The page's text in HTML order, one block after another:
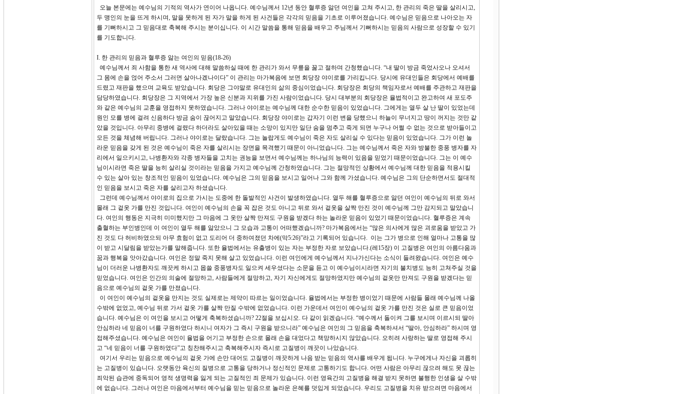
오늘 본문에는 예수님의 기적의 역사가 연이어 나옵니다. 예수님께서 12년 동안 혈루증 앓던 여인을 고쳐 주시고, 한 관리의 죽은 딸을 살리시고,
두 맹인의 눈을 뜨게 하시며, 말을 못하게 된 자가 말을 하게 된 사건들은 각각의 믿음을 기초로 이루어졌습니다. 예수님은 믿음으로 나아오는 자
를 기뻐하시고 그 믿음대로 축복해 주시는 분이십니다. 이 시간 말씀을 통해 믿음을 배우고 주님께서 기뻐하시는 믿음의 사람으로 성장할 수 있기
를 기도합니다.
I. 한 관리의 믿음과 혈루증 앓는 여인의 믿음(18-26)
예수님께서 죄 사함을 통한 새 역사에 대해 말씀하실 때에 한 관리가 와서 무릎을 꿇고 절하며 간청했습니다. “내 딸이 방금 죽었사오나 오셔서
그 몸에 손을 얹어 주소서 그러면 살아나겠나이다” 이 관리는 마가복음에 보면 회당장 야이로를 가리킵니다. 당시에 유대인들은 회당에서 예배를
드렸고 재판을 했으며 교육도 받았습니다. 회당은 그야말로 유대인의 삶의 중심이었습니다. 회당장은 회당의 책임자로서 예배를 주관하고 재판을
담당하였습니다. 회당장은 그 지역에서 가장 높은 신분과 지위를 가진 사람이었습니다. 당시 대부분의 회당장은 율법적이고 완고하여 새 포도주
와 같은 예수님의 교훈을 영접하지 못하였습니다. 그러나 야이로는 예수님께 대한 순수한 믿음이 있었습니다. 그에게는 열두 살 난 딸이 있었는데
원인 모를 병에 걸려 신음하다 방금 숨이 끊어지고 말았습니다. 회당장 야이로는 갑자기 이런 변을 당했으니 하늘이 무너지고 땅이 꺼지는 것만 같
았을 것입니다. 아무리 중병에 걸렸다 하더라도 살아있을 때는 소망이 있지만 일단 숨을 멈추고 죽게 되면 누구나 어쩔 수 없는 것으로 받아들이고
모든 것을 체념해 버립니다. 그러나 야이로는 달랐습니다. 그는 놀랍게도 예수님이 죽은 자도 살리실 수 있다는 믿음이 있었습니다. 그가 이런 놀
라운 믿음을 갖게 된 것은 예수님이 죽은 자를 살리시는 장면을 목격했기 때문이 아니었습니다. 그는 예수님께서 죽은 자와 방불한 중풍 병자를 자
리에서 일으키시고, 나병환자와 각종 병자들을 고치는 권능을 보면서 예수님께는 하나님의 능력이 있음을 믿었기 때문이었습니다. 그는 이 예수
님이시라면 죽은 딸을 능히 살리실 것이라는 믿음을 가지고 예수님께 간청하였습니다. 그는 절망적인 상황에서 예수님께 대한 믿음을 적용시킬
수 있는 살아 있는 창조적인 믿음이 있었습니다. 예수님은 그의 믿음을 보시고 일어나 그와 함께 가셨습니다. 예수님은 그의 단순하면서도 절대적
인 믿음을 보시고 죽은 자를 살리고자 하셨습니다.
그런데 예수님께서 야이로의 집으로 가시는 도중에 한 돌발적인 사건이 발생하였습니다. 열두 해를 혈루증으로 앓던 여인이 예수님의 뒤로 와서
몰래 그 겉옷 가를 만진 것입니다. 여인이 예수님의 손을 꼭 잡은 것도 아니고 뒤로 와서 겉옷을 살짝 만진 것이 예수님께 그만 감지되고 말았습니
다. 여인의 행동은 지극히 미미했지만 그 마음에 그 옷만 살짝 만져도 구원을 받겠다 하는 놀라운 믿음이 있었기 때문이었습니다. 혈루증은 계속
출혈하는 부인병인데 이 여인이 열두 해를 앓았으니 그 모습과 고통이 어떠했겠습니까? 마가복음에서는 “많은 의사에게 많은 괴로움을 받았고 가
진 것도 다 허비하였으되 아무 효험이 없고 도리어 더 중하여졌던 차에(막5:26)”라고 기록되어 있습니다. 이는 그가 병으로 인해 얼마나 고통을 많
이 받고 시달림을 받았는가를 말해줍니다. 또한 율법에서는 유출병이 있는 자는 부정한 자로 보았습니다.(레15장) 이 고질병은 여인의 아름다움과
꿈과 행복을 앗아갔습니다. 여인은 정말 죽지 못해 살고 있었습니다. 이런 여인에게 예수님께서 지나가신다는 소식이 들려왔습니다. 여인은 예수
님이 더러운 나병환자도 깨끗케 하시고 몹쓸 중풍병자도 일으켜 세우셨다는 소문을 듣고 이 예수님이시라면 자기의 불치병도 능히 고쳐주실 것을
믿었습니다. 여인은 인간의 의술에 절망하고, 사람들에게 절망하고, 자기 자신에게도 절망하였지만 예수님의 겉옷만 만져도 구원을 받겠다는 믿
음으로 예수님의 겉옷 가를 만졌습니다.
이 여인이 예수님의 겉옷을 만지는 것도 실제로는 제약이 따르는 일이었습니다. 율법에서는 부정한 병이었기 때문에 사람들 몰래 예수님께 나올
수밖에 없었고, 예수님 뒤로 가서 겉옷 가를 살짝 만질 수밖에 없었습니다. 이런 가운데서 여인이 예수님의 겉옷 가를 만진 것은 실로 큰 믿음이었
습니다. 예수님은 이 여인을 보시고 어떻게 축복하셨습니까? 22절을 보십시오. 다 같이 읽겠습니다. “예수께서 돌이켜 그를 보시며 이르시되 딸아
안심하라 네 믿음이 너를 구원하였다 하시니 여자가 그 즉시 구원을 받으니라” 예수님은 여인의 그 믿음을 축복하셔서 “딸아, 안심하라” 하시며 영
접해주셨습니다. 예수님은 여인이 율법을 어기고 부정한 손으로 몰래 손을 대었다고 책망하시지 않았습니다. 오히려 사랑하는 딸로 영접해 주시
고 “네 믿음이 너를 구원하였다”고 칭찬해주시고 축복해주시자 즉시로 고질병이 깨끗이 나았습니다.
여기서 우리는 믿음으로 예수님의 겉옷 가에 손만 대어도 고질병이 깨끗하게 나음 받는 믿음의 역사를 배우게 됩니다. 누구에게나 자신을 괴롭히
는 고질병이 있습니다. 오랫동안 육신의 질병으로 고통을 당하거나 정신적인 문제로 고통하기도 합니다. 어떤 사람은 아무리 끊으려 해도 못 끊는
죄악된 습관에 중독되어 영적 생명력을 잃게 되는 고질적인 죄 문제가 있습니다. 이런 영육간의 고질병을 해결 받지 못하면 불행한 인생을 살 수밖
에 없습니다. 그러나 여인은 마음에서부터 예수님을 믿는 믿음으로 놀라운 은혜를 덧입게 되었습니다. 우리도 고질병을 치유 받으려면 마음에서